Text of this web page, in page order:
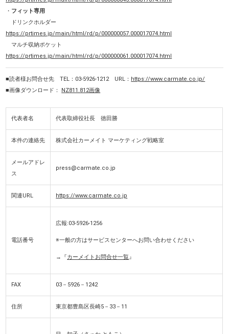
・ フィット専用
ドリンクホルダー
https://prtimes.jp/main/html/rd/p/000000057.000017074.html
マルチ収納ポケット
https://prtimes.jp/main/html/rd/p/000000061.000017074.html
■読者様お問合せ先 TEL：03-5926-1212 URL： https://www.carmate.co.jp/
■画像ダウンロード： NZ811.812画像
代表者名 代表取締役社長 徳田勝
本件の連絡先 株式会社カーメイト マーケティング戦略室
メールアドレ
ス
press@carmate.co.jp
関連URL https://www.carmate.co.jp
電話番号
広報:03-5926-1256
※一般の方はサービスセンターへお問い合わせください
→『カーメイトお問合せ一覧』
FAX 03－5926－1242
住所 東京都豊島区長崎5－33－11